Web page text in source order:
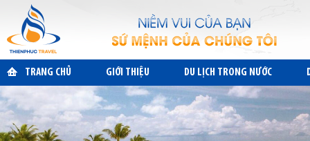
TRANG CHỦ GIỚI THIỆU DU LỊCH TRONG NƯỚC